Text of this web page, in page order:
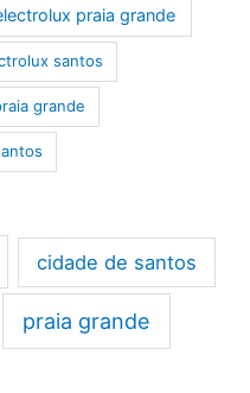
praia grande
santos
grande
cidade de santos
praia grande